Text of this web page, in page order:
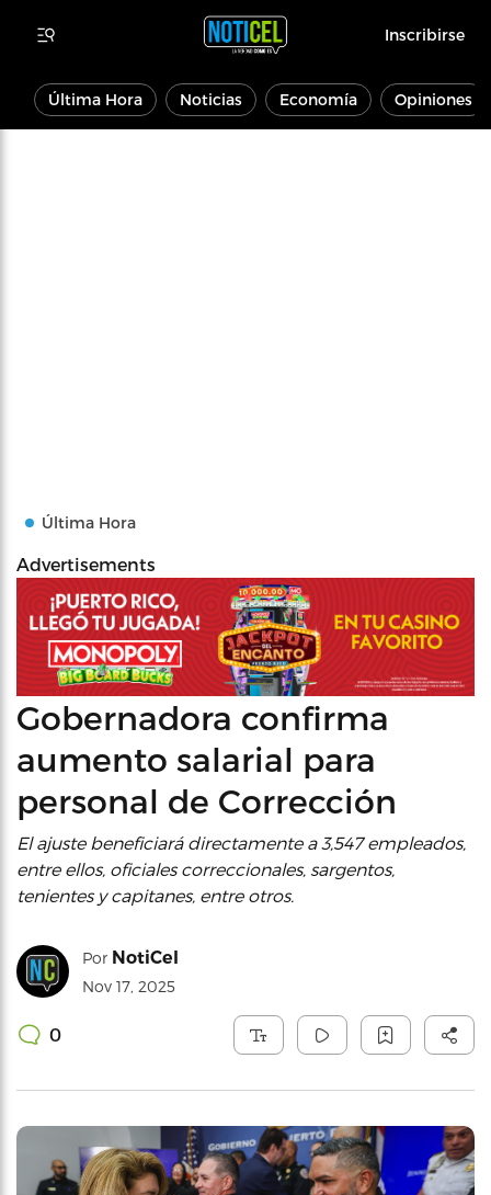
Inscribirse
Última Hora Noticias Economía Opiniones
Última Hora
Advertisements
Gobernadora confirma
aumento salarial para
personal de Corrección
El ajuste beneficiará directamente a 3,547 empleados,
entre ellos, oficiales correccionales, sargentos,
tenientes y capitanes, entre otros.
Por NotiCel
Nov 17, 2025
0